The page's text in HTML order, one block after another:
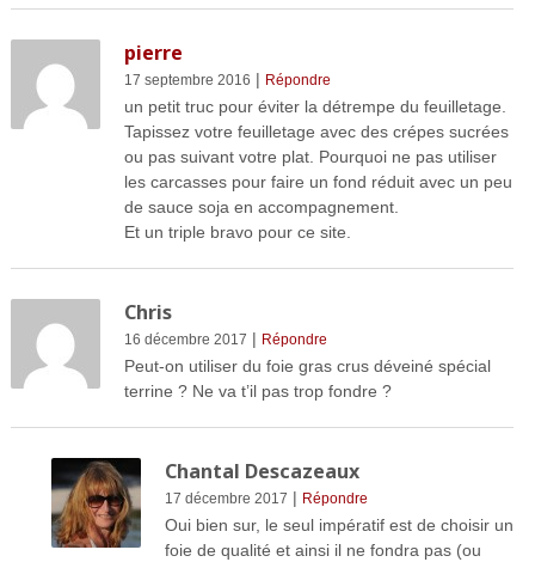
pierre
17 septembre 2016 | Répondre
un petit truc pour éviter la détrempe du feuilletage.
Tapissez votre feuilletage avec des crépes sucrées
ou pas suivant votre plat. Pourquoi ne pas utiliser
les carcasses pour faire un fond réduit avec un peu
de sauce soja en accompagnement.
Et un triple bravo pour ce site.
Chris
16 décembre 2017 | Répondre
Peut-on utiliser du foie gras crus déveiné spécial
terrine ? Ne va t’il pas trop fondre ?
Chantal Descazeaux
17 décembre 2017 | Répondre
Oui bien sur, le seul impératif est de choisir un
foie de qualité et ainsi il ne fondra pas (ou